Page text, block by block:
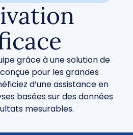
grâce à une solution de
pour les grandes
d’une assistance en
basées sur des données
mesurables.